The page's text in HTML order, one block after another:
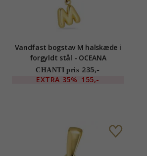
Vandfast bogstav M halskæde i
forgyldt stål - OCEANA
CHANTI pris 235,-
EXTRA 35% 155,-